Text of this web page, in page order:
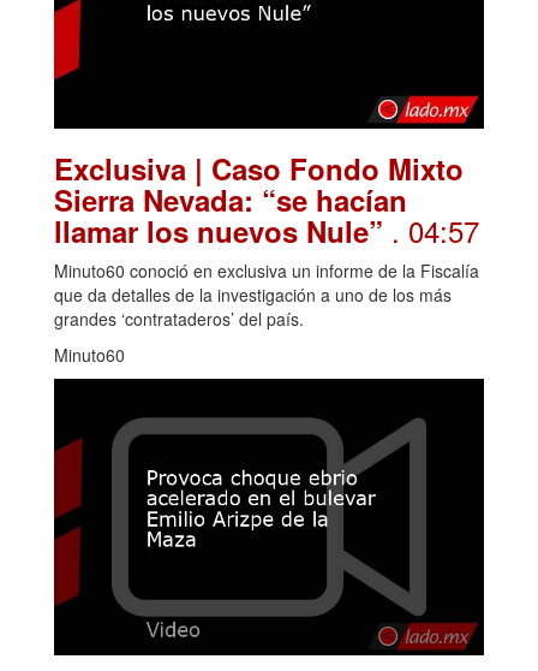
Exclusiva | Caso Fondo Mixto
Sierra Nevada: “se hacían
llamar los nuevos Nule” . 04:57
Minuto60 conoció en exclusiva un informe de la Fiscalía
que da detalles de la investigación a uno de los más
grandes ‘contrataderos’ del país.
Minuto60